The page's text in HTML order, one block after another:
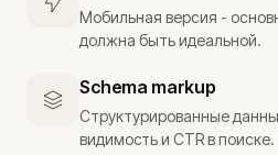
Мобильная версия -
должна быть идеальной.
Schema markup
Структурированные
видимость и CTR в поиске.